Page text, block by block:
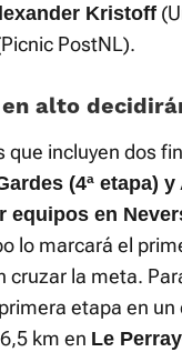
Kristoff
PostNL).
alto
que incluyen dos
(4ª etapa) y
equipos en
lo marcará el
cruzar la meta.
etapa en un
km en Le